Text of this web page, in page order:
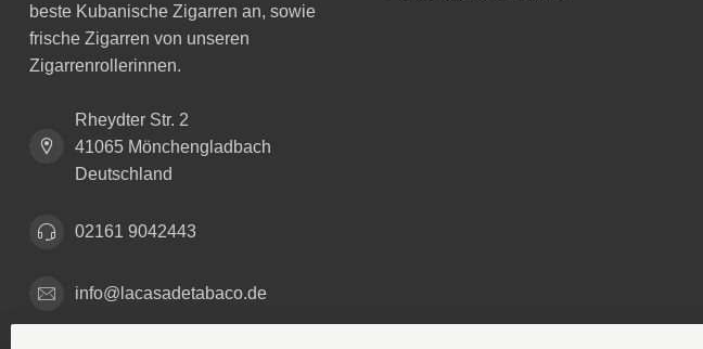
beste Kubanische Zigarren an, sowie
frische Zigarren von unseren
Zigarrenrollerinnen.
Rheydter Str. 2
41065 Mönchengladbach
Deutschland
02161 9042443
info@lacasadetabaco.de